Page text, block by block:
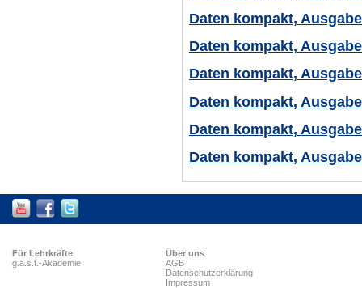
Daten kompakt,
Daten kompakt,
Daten kompakt,
Daten kompakt,
Daten kompakt,
Daten kompakt,
Für Lehrkräfte
g.a.s.t.-Akademie
Über uns
AGB
Datenschutzerklärung
Impressum